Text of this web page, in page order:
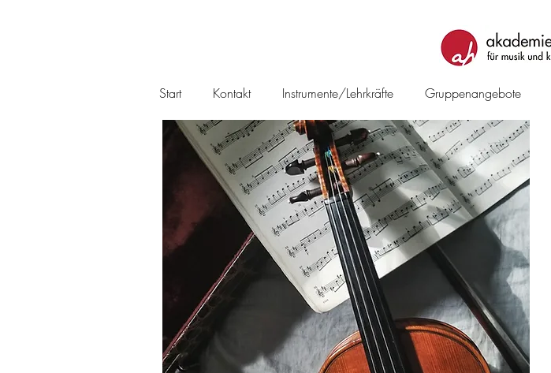
Start Kontakt Instrumente/Lehrkräfte Gruppenangebote